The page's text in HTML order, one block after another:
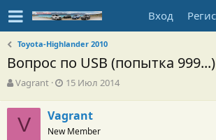
Вход
Toyota-Highlander 2010
Вопрос по USB (попытка 999...)
А
т
о
Vagrant
Д
а
н
15 Июл 2014
V Vagrant
New Member